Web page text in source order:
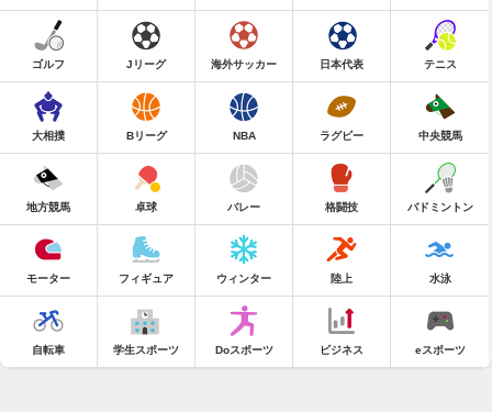
ゴルフ Jリーグ 海外サッカー 日本代表 テニス
大相撲 Bリーグ NBA ラグビー 中央競馬
地方競馬 卓球 バレー 格闘技 バドミントン
モーター フィギュア ウィンター 陸上 水泳
自転車 学生スポーツ Doスポーツ ビジネス eスポーツ